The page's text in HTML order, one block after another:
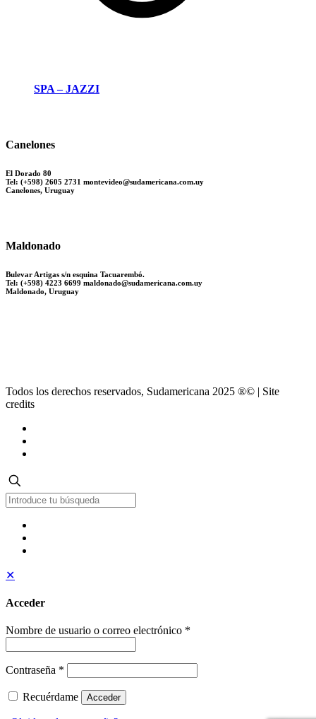
SPA – JAZZI
Canelones
El Dorado 80
Tel: (+598) 2605 2731 montevideo@sudamericana.com.uy
Canelones, Uruguay
Maldonado
Bulevar Artigas s/n esquina Tacuarembó.
Tel: (+598) 4223 6699 maldonado@sudamericana.com.uy
Maldonado, Uruguay
Todos los derechos reservados, Sudamericana 2025 ®© | Site
credits
✕
Acceder
Nombre de usuario o correo electrónico *
Contraseña *
Recuérdame Acceder